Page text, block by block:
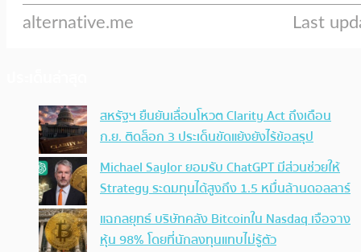
สหรัฐฯ ยืนยันเลื่อนโหวต Clarity Act ถึงเดือน
ก.ย. ติดล็อก 3 ประเด็นขัดแย้งยังไร้ข้อสรุป
Michael Saylor ยอมรับ ChatGPT มีส่วนช่วยให้
Strategy ระดมทุนได้สูงถึง 1.5 หมื่นล้านดอลลาร์
แฉกลยุทธ์ บริษัทคลัง Bitcoinใน Nasdaq เจือจาง
หุ้น 98% โดยที่นักลงทุนแทบไม่รู้ตัว